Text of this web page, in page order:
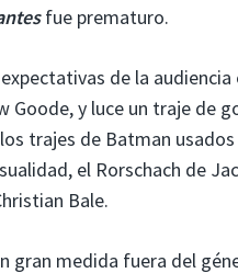
fue prematuro.
de la
y luce un traje de
trajes de Batman
el Rorschach de
Bale.
gran medida fuera del